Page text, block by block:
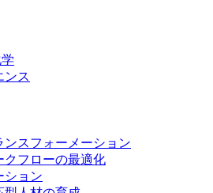
ンス
ンスフォーメーション
クフローの最適化
ション